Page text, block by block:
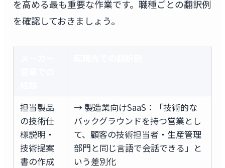
を高める最も重要な作業です。職種ごとの翻訳例
を確認しておきましょう。
担当製品
の技術仕
様説明・
技術提案
書の作成
→ 製造業向けSaaS：「技術的な
バックグラウンドを持つ営業とし
て、顧客の技術担当者・生産管理
部門と同じ言語で会話できる」と
いう差別化